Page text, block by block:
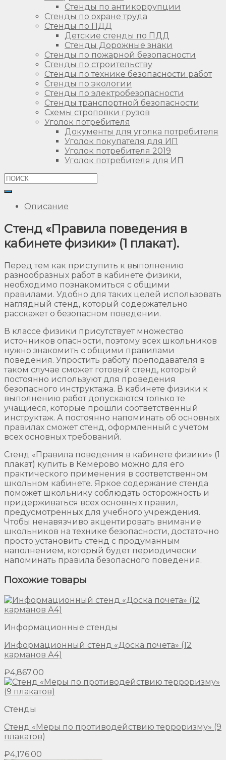
Стенды по антикоррупции
Стенды по охране труда
Стенды по ПДД
Детские стенды по ПДД
Стенды Дорожные знаки
Стенды по пожарной безопасности
Стенды по строительству
Стенды по технике безопасности работ
Стенды по экологии
Стенды по электробезопасности
Стенды транспортной безопасности
Схемы строповки грузов
Уголок потребителя
Документы для уголка потребителя
Уголок покупателя для ИП
Уголок потребителя 2019
Уголок потребителя для ИП
Описание
Стенд «Правила поведения в
кабинете физики» (1 плакат).
Перед тем как приступить к выполнению
разнообразных работ в кабинете физики,
необходимо познакомиться с общими
правилами. Удобно для таких целей использовать
наглядный стенд, который содержательно
расскажет о безопасном поведении.
В классе физики присутствует множество
источников опасности, поэтому всех школьников
нужно знакомить с общими правилами
поведения. Упростить работу преподавателя в
таком случае сможет готовый стенд, который
постоянно используют для проведения
безопасного инструктажа. В кабинете физики к
выполнению работ допускаются только те
учащиеся, которые прошли соответственный
инструктаж. А постоянно напоминать об основных
правилах сможет стенд, оформленный с учетом
всех основных требований.
Стенд «Правила поведения в кабинете физики» (1
плакат) купить в Кемерово можно для его
практического применения в соответственном
школьном кабинете. Яркое содержание стенда
поможет школьнику соблюдать осторожность и
придерживаться всех основных правил,
предусмотренных для учебного учреждения.
Чтобы ненавязчиво акцентировать внимание
школьников на технике безопасности, достаточно
просто установить стенд с продуманным
наполнением, который будет периодически
напоминать правила безопасного поведения.
Похожие товары
Информационные стенды
Информационный стенд «Доска почета» (12
карманов А4)
₽4,867.00
Стенды
Стенд «Меры по противодействию терроризму» (9
плакатов)
₽4,176.00